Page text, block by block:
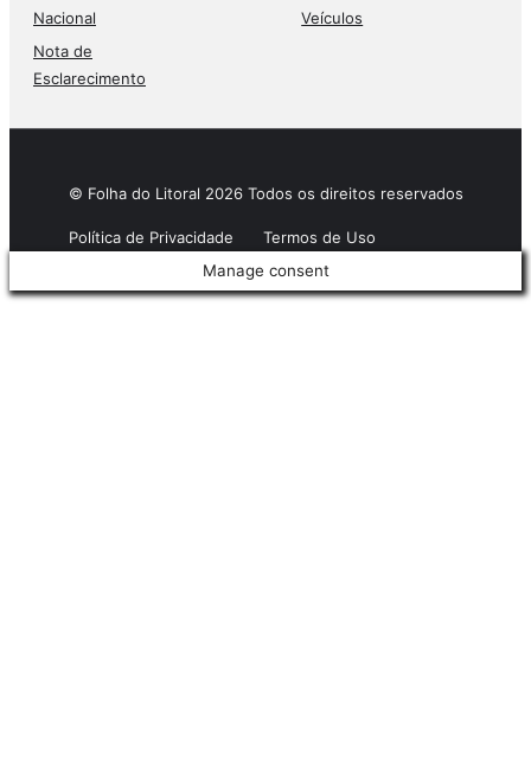
Nacional
Nota de
Esclarecimento
Veículos
© Folha do Litoral 2026 Todos os direitos reservados
Política de Privacidade
Termos de Uso
Manage consent